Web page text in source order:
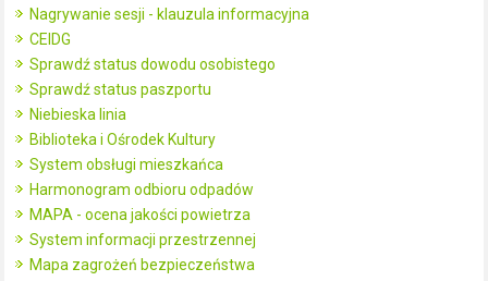
Nagrywanie sesji - klauzula informacyjna
CEIDG
Sprawdź status dowodu osobistego
Sprawdź status paszportu
Niebieska linia
Biblioteka i Ośrodek Kultury
System obsługi mieszkańca
Harmonogram odbioru odpadów
MAPA - ocena jakości powietrza
System informacji przestrzennej
Mapa zagrożeń bezpieczeństwa